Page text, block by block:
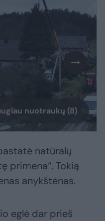
nuotraukų (8)
natūralų
primena“. Tokią
anykštėnas.
eglė dar prieš